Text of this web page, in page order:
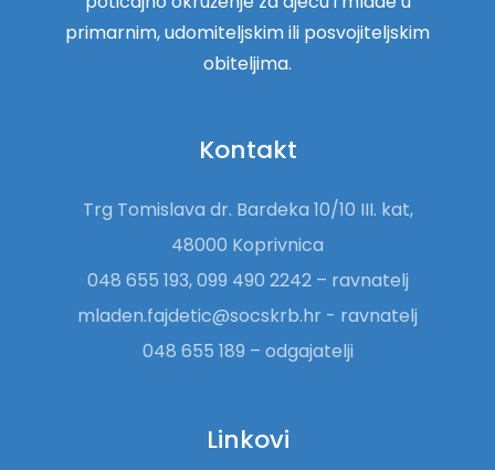
primarnim, udomiteljskim ili posvojiteljskim
obiteljima.
Kontakt
Trg Tomislava dr. Bardeka 10/10 III. kat,
48000 Koprivnica
048 655 193, 099 490 2242 – ravnatelj
mladen.fajdetic@socskrb.hr - ravnatelj
048 655 189 – odgajatelji
Linkovi